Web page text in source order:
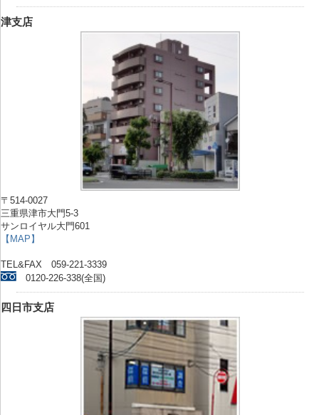
津支店
〒514-0027
三重県津市大門5-3
サンロイヤル大門601
【MAP】
TEL&FAX 059-221-3339
0120-226-338(全国)
四日市支店